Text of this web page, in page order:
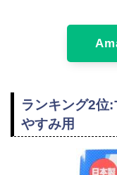
ランキング2位
やすみ用